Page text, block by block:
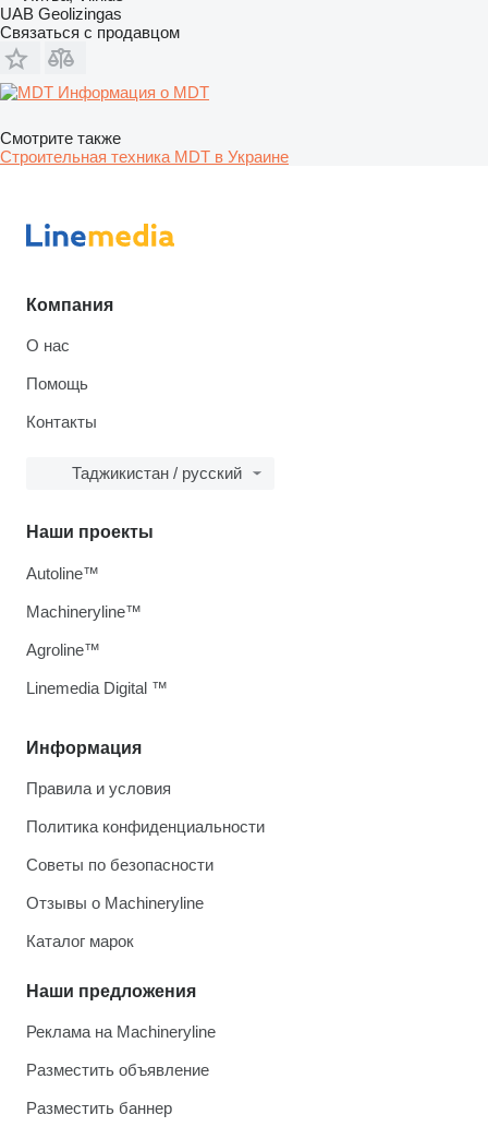
UAB Geolizingas
Связаться с продавцом
Информация о MDT
Смотрите также
Строительная техника MDT в Украине
Компания
О нас
Помощь
Контакты
Таджикистан / русский
Информация
Правила и условия
Политика конфиденциальности
Советы по безопасности
Отзывы о Machineryline
Каталог марок
Наши предложения
Реклама на Machineryline
Разместить объявление
Разместить баннер
Наши проекты
Autoline™
Machineryline™
Agroline™
Linemedia Digital ™